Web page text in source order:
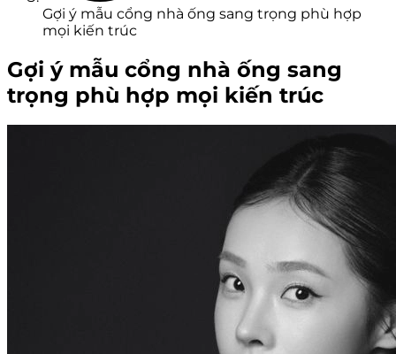
Gợi ý mẫu cổng nhà ống sang trọng phù hợp
mọi kiến trúc
Gợi ý mẫu cổng nhà ống sang
trọng phù hợp mọi kiến trúc